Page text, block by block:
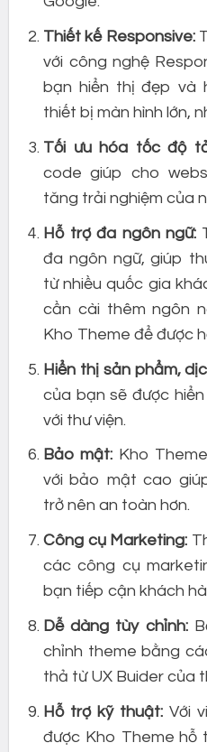
Thiết kế Responsive:
với công nghệ
bạn hiển thị đẹp và
thiết bị màn hình lớn,
Tối ưu hóa tốc độ
code giúp cho
tăng trải nghiệm của
Hỗ trợ đa ngôn ngữ:
đa ngôn ngữ, giúp
từ nhiều quốc gia
cần cài thêm ngôn
Kho Theme để được
Hiển thị sản phẩm,
của bạn sẽ được
với thư viện.
Bảo mật: Kho
với bảo mật cao
trở nên an toàn hơn.
Công cụ Marketing:
các công cụ
bạn tiếp cận khách
Dễ dàng tùy chỉnh:
chỉnh theme bằng
thả từ UX Buider của
Hỗ trợ kỹ thuật:Với
được Kho Theme hỗ